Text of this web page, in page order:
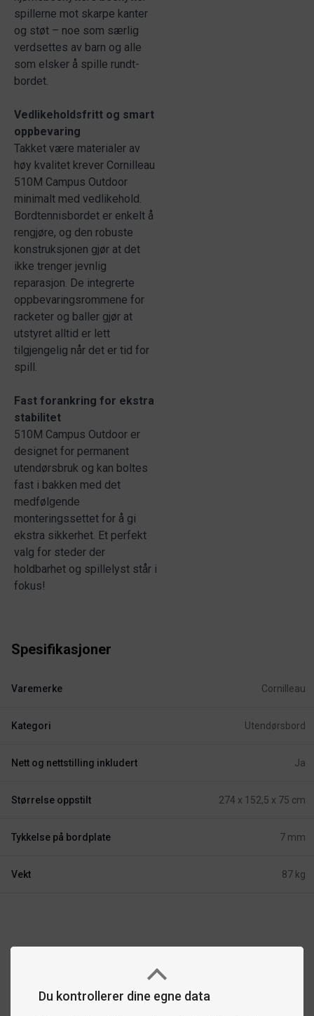
Du kontrollerer dine egne data
spillerne mot skarpe kanter
og støt – noe som særlig
verdsettes av barn og alle
som elsker å spille rundt-
bordet.
Vedlikeholdsfritt og smart
oppbevaring
Takket være materialer av
høy kvalitet krever Cornilleau
510M Campus Outdoor
minimalt med vedlikehold.
Bordtennisbordet er enkelt å
rengjøre, og den robuste
konstruksjonen gjør at det
ikke trenger jevnlig
reparasjon. De integrerte
oppbevaringsrommene for
racketer og baller gjør at
utstyret alltid er lett
tilgjengelig når det er tid for
spill.
Fast forankring for ekstra
stabilitet
510M Campus Outdoor er
designet for permanent
utendørsbruk og kan boltes
fast i bakken med det
medfølgende
monteringssettet for å gi
ekstra sikkerhet. Et perfekt
valg for steder der
holdbarhet og spillelyst står i
fokus!
Spesifikasjoner
Varemerke Cornilleau
Kategori Utendørsbord
Nett og nettstilling inkludert Ja
Størrelse oppstilt 274 x 152,5 x 75 cm
Tykkelse på bordplate 7 mm
Vekt 87 kg